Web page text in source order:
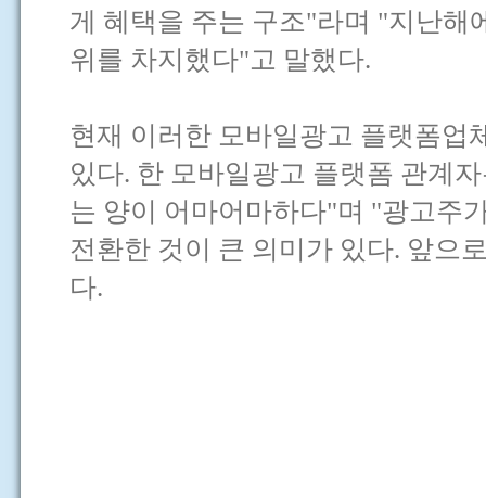
게 혜택을 주는 구조"라며 "지난해
위를 차지했다"고 말했다.
현재 이러한 모바일광고 플랫폼업
있다. 한 모바일광고 플랫폼 관계
는 양이 어마어마하다"며 "광고주
전환한 것이 큰 의미가 있다. 앞으
다.